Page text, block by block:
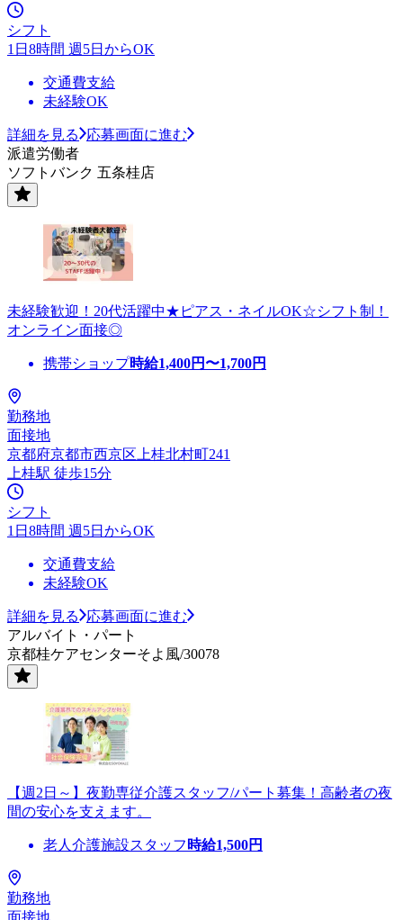
シフト
1日8時間 週5日からOK
交通費支給
未経験OK
詳細を見る
応募画面に進む
派遣労働者
ソフトバンク 五条桂店
未経験歓迎！20代活躍中★ピアス・ネイルOK☆シフト制！
オンライン面接◎
携帯ショップ時給1,400円〜1,700円
勤務地
面接地
京都府京都市西京区上桂北村町241
上桂駅 徒歩15分
シフト
1日8時間 週5日からOK
交通費支給
未経験OK
詳細を見る
応募画面に進む
アルバイト・パート
京都桂ケアセンターそよ風/30078
【週2日～】夜勤専従介護スタッフ/パート募集！高齢者の夜
間の安心を支えます。
老人介護施設スタッフ 時給1,500円
勤務地
面接地